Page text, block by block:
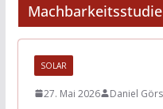
SOLAR
27. Mai 2026 Daniel Görs